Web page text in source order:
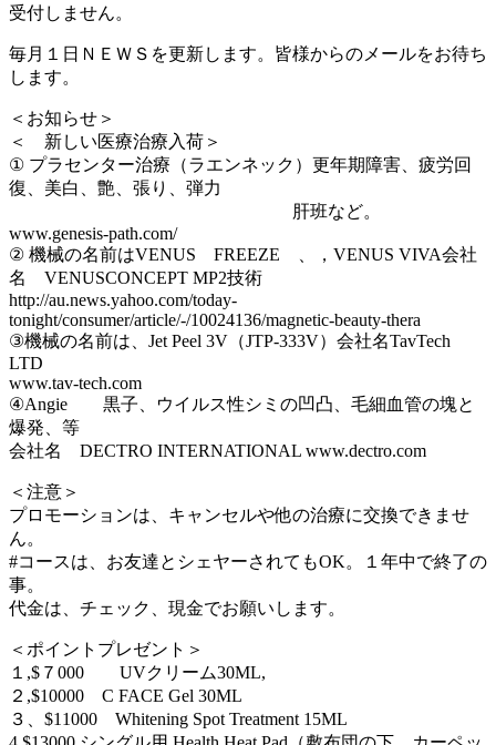
受付しません。
毎月１日ＮＥＷＳを更新します。皆様からのメールをお待ち
します。
＜お知らせ＞
＜ 新しい医療治療入荷＞
① プラセンター治療（ラエンネック）更年期障害、疲労回
復、美白、艶、張り、弾力
肝班など。
www.genesis-path.com/
② 機械の名前はVENUS FREEZE 、，VENUS VIVA会社
名 VENUSCONCEPT MP2技術
http://au.news.yahoo.com/today-
tonight/consumer/article/-/10024136/magnetic-beauty-thera
③機械の名前は、Jet Peel 3V（JTP-333V）会社名TavTech
LTD
www.tav-tech.com
④Angie 黒子、ウイルス性シミの凹凸、毛細血管の塊と
爆発、等
会社名 DECTRO INTERNATIONAL www.dectro.com
＜注意＞
プロモーションは、キャンセルや他の治療に交換できませ
ん。
#コースは、お友達とシェヤーされてもOK。１年中で終了の
事。
代金は、チェック、現金でお願いします。
＜ポイントプレゼント＞
１,$７000 UVクリーム30ML,
２,$10000 C FACE Gel 30ML
３、$11000 Whitening Spot Treatment 15ML